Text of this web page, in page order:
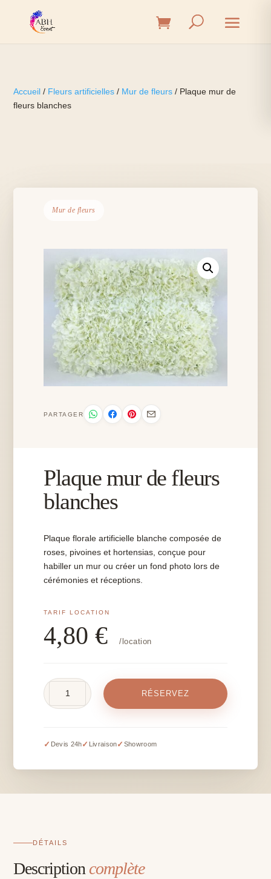
Accueil / Fleurs artificielles / Mur de fleurs / Plaque mur de
fleurs blanches
Mur de fleurs
PARTAGER
Plaque mur de fleurs
blanches
Plaque florale artificielle blanche composée de
roses, pivoines et hortensias, conçue pour
habiller un mur ou créer un fond photo lors de
cérémonies et réceptions.
4,80€ /location
de
blanches
RÉSERVEZ
✓ Devis 24h✓ Livraison✓ Showroom
DÉTAILS
Descriptioncomplète